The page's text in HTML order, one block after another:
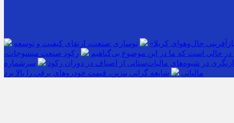
حال‌وهوای کربلا»
نوسازی صنعت، ارتقای کیفیت و توسعه
در حالی است که ما در این موضوع بی‌گناهیم
رکود صنعت منسوجات،
در شیوه‌های مالیات‌ستانی از اصناف در دوران رکود
سرشماره «MALIAT» تنها مرجع رسمی ارسال پیامک‌های سازمان امور
مالیاتی
شایعه گرانی بنزین، قیمت خودروهای برقی را بالا برد